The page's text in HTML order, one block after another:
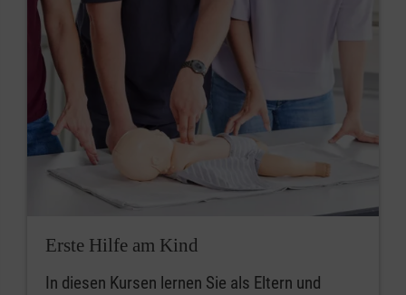
Erste Hilfe am Kind
In diesen Kursen lernen Sie als Eltern und